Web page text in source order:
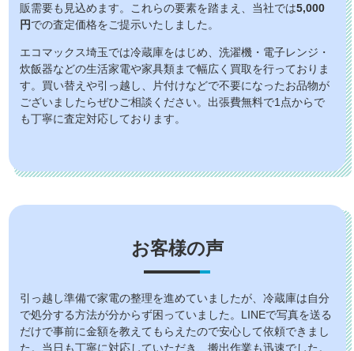
販需要も見込めます。これらの要素を踏まえ、当社では5,000
円での査定価格をご提示いたしました。
エコマックス埼玉では冷蔵庫をはじめ、洗濯機・電子レンジ・
炊飯器などの生活家電や家具類まで幅広く買取を行っておりま
す。買い替えや引っ越し、片付けなどで不要になったお品物が
ございましたらぜひご相談ください。出張費無料で1点からで
も丁寧に査定対応しております。
お客様の声
引っ越し準備で家電の整理を進めていましたが、冷蔵庫は自分
で処分する方法が分からず困っていました。LINEで写真を送る
だけで事前に金額を教えてもらえたので安心して依頼できまし
た。当日も丁寧に対応していただき、搬出作業も迅速でした。